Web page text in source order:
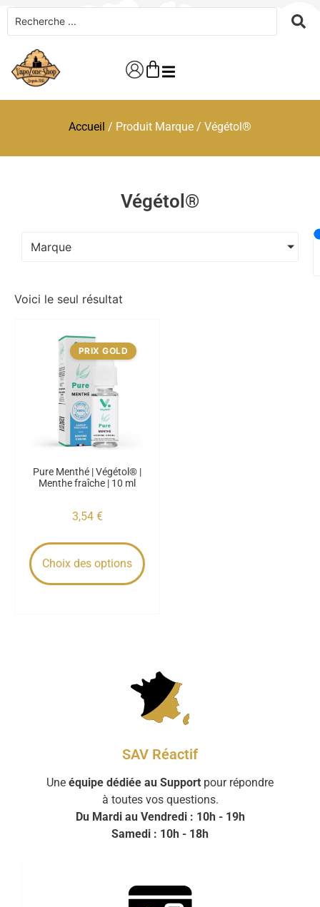
Accueil / Produit Marque / Végétol®
Végétol®
Marque
Voici le seul résultat
PRIX GOLD
Pure Menthé | Végétol® |
Menthe fraîche | 10 ml
3,54 €
Choix des options
SAV Réactif
Une équipe dédiée au Support pour répondre
à toutes vos questions.
Du Mardi au Vendredi : 10h - 19h
Samedi : 10h - 18h